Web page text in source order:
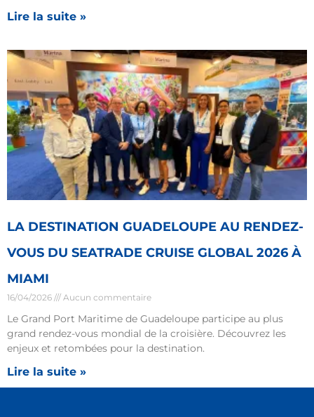
Lire la suite »
LA DESTINATION GUADELOUPE AU RENDEZ-
VOUS DU SEATRADE CRUISE GLOBAL 2026 À
MIAMI
16/04/2026 Aucun commentaire
Le Grand Port Maritime de Guadeloupe participe au plus
grand rendez-vous mondial de la croisière. Découvrez les
enjeux et retombées pour la destination.
Lire la suite »